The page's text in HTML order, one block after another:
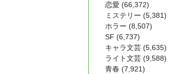
恋愛 (66,372)
ミステリー (5,381)
ホラー (8,507)
SF (6,737)
キャラ文芸 (5,635)
ライト文芸 (9,588)
青春 (7,921)